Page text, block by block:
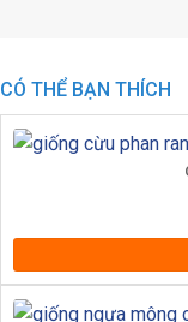
CÓ THỂ BẠN THÍCH